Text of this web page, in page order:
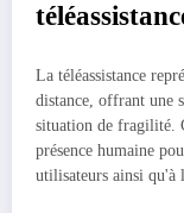
La téléassistance
distance, offrant une
situation de fragilité.
présence humaine
utilisateurs ainsi qu'à